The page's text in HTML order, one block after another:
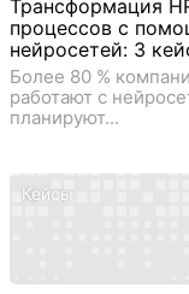
Трансформация
процессов с
нейросетей: 3
Более 80 %
работают с
планируют...
Кейсы